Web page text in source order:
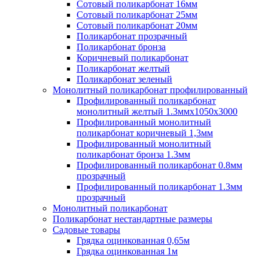
Сотовый поликарбонат 16мм
Сотовый поликарбонат 25мм
Сотовый поликарбонат 20мм
Поликарбонат прозрачный
Поликарбонат бронза
Коричневый поликарбонат
Поликарбонат желтый
Поликарбонат зеленый
Монолитный поликарбонат профилированный
Профилированный поликарбонат
монолитный желтый 1.3ммх1050х3000
Профилированный монолитный
поликарбонат коричневый 1,3мм
Профилированный монолитный
поликарбонат бронза 1.3мм
Профилированный поликарбонат 0.8мм
прозрачный
Профилированный поликарбонат 1.3мм
прозрачный
Монолитный поликарбонат
Поликарбонат нестандартные размеры
Садовые товары
Грядка оцинкованная 0,65м
Грядка оцинкованная 1м